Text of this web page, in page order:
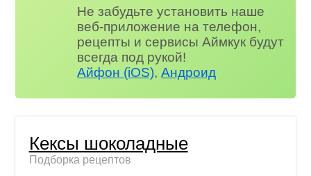
Не забудьте установить наше
веб-приложение на телефон,
рецепты и сервисы Аймкук будут
всегда под рукой!
Айфон (iOS),Андроид
Кексы шоколадные
Подборка рецептов